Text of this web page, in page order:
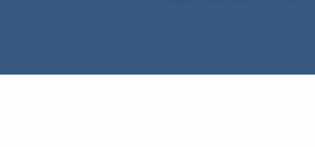
フォト＆ムービーアドバイザー紹介ご予約・